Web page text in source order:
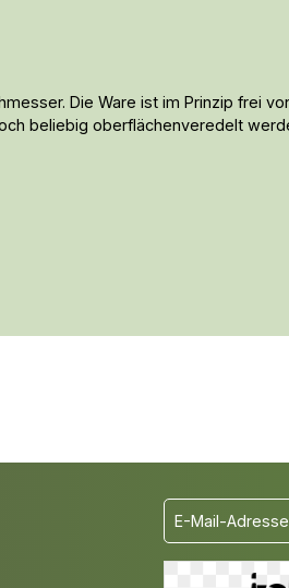
Die Ware ist im Prinzip frei
beliebig oberflächenveredelt